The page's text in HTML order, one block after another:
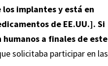
implantes y está en
de EE.UU.]. Si
humanos a finales de este
solicitaba participar en las